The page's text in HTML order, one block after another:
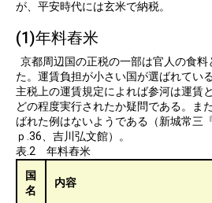
が、平安時代には玄米で納税。
(1)年料舂米
京都周辺国の正税の一部は官人の食
た。運賃負担が小さい国が選ばれてい
主税上の運賃規定によれば参河は運賃
どの程度実行されたか疑問である。ま
ばれた例はないようである（新城常三
ｐ.36、吉川弘文館）。
表.2 年料舂米
国
名
内容